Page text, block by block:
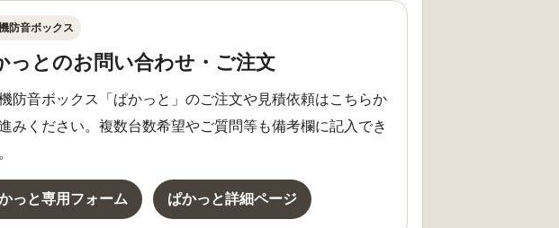
防音ボックス
っとのお問い合わせ・ご注文
防音ボックス「ぱかっと」のご注文や見積依頼はこちらか
みください。複数台数希望やご質問等も備考欄に記入でき
っと専用フォーム ぱかっと詳細ページ